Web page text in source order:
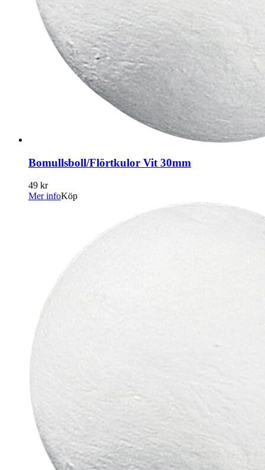
Bomullsboll/Flörtkulor Vit 30mm
49 kr
Mer infoKöp